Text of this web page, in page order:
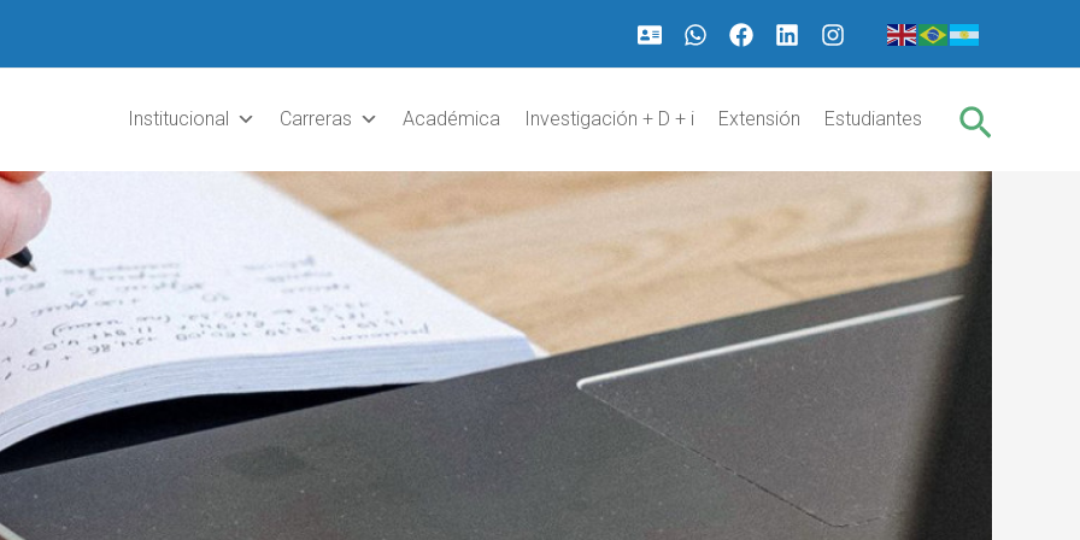
Institucional Carreras Académica Investigación + D + i Extensión Estudiantes Buscar